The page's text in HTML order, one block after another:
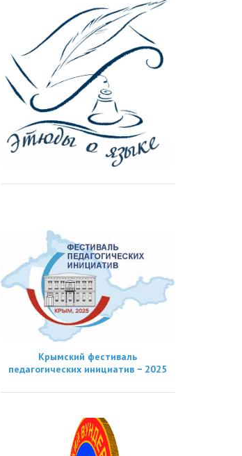
Крымский фестиваль
педагогических инициатив − 2025